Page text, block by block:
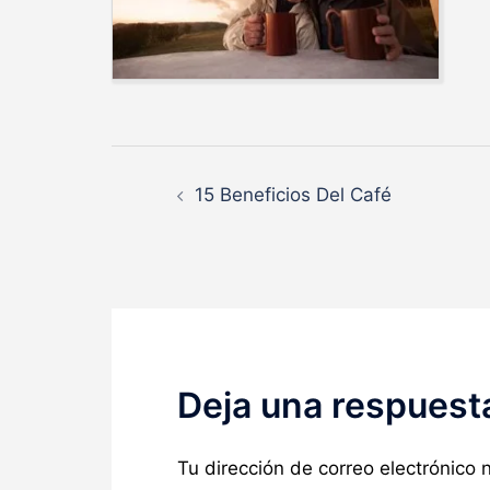
15 Beneficios Del Café
Deja una
Tu dirección de correo electrónico